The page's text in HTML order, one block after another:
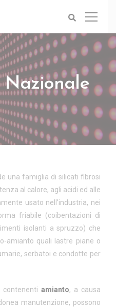
una famiglia di silicati fibrosi
al calore, agli acidi ed alle
usato nell’industria, nei
friabile (coibentazioni di
isolanti a spruzzo) che
amianto quali lastre piane o
serbatoi e condotte per
contenenti amianto, a causa
manutenzione, possono